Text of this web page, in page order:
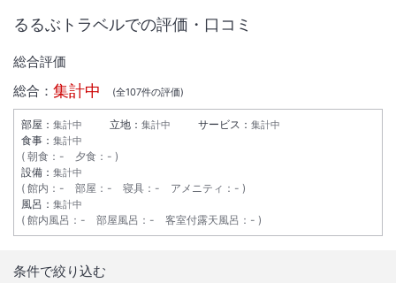
るるぶトラベルでの評価・口コミ
総合評価
総合： 集計中 (全107件の評価)
部屋： 集計中 立地： 集計中 サービス： 集計中
食事： 集計中
朝食 ： - 夕食 ： -
設備： 集計中
館内 ： - 部屋 ： - 寝具 ： - アメニティ ： -
風呂： 集計中
館内風呂 ： - 部屋風呂 ： - 客室付露天風呂 ： -
条件で絞り込む